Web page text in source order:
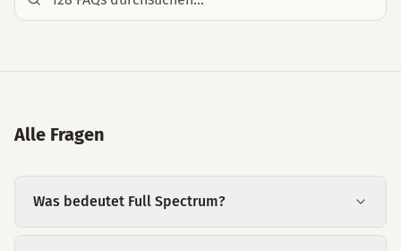
Alle Fragen
Was bedeutet Full Spectrum?